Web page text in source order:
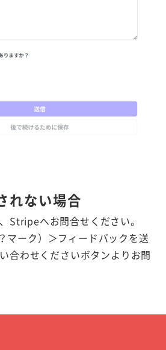
れない場合
Stripeへお問合せください。
マーク）＞フィードバックを送
合わせくださいボタンよりお問